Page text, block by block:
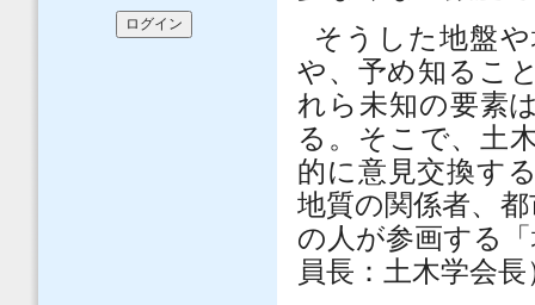
そうした地盤
や、予め知るこ
れら未知の要素
る。そこで、土
的に意見交換す
地質の関係者、
の人が参画する
員長：土木学会